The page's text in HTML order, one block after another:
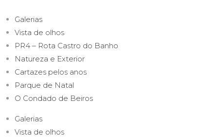
Galerias
Vista de olhos
PR4 – Rota Castro do Banho
Natureza e Exterior
Cartazes pelos anos
Parque de Natal
O Condado de Beiros
Galerias
Vista de olhos